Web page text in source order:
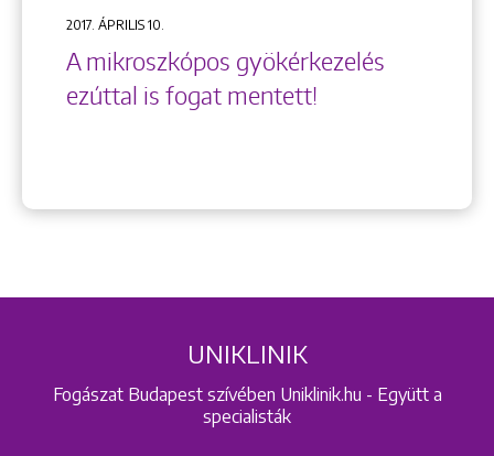
2017. ÁPRILIS 10.
A mikroszkópos gyökérkezelés
ezúttal is fogat mentett!
UNIKLINIK
Fogászat Budapest szívében Uniklinik.hu - Együtt a
specialisták